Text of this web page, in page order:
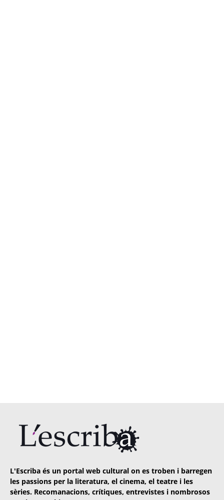
L'Escriba és un portal web cultural on es troben i barregen
les passions per la literatura, el cinema, el teatre i les
sèries. Recomanacions, crítiques, entrevistes i nombrosos